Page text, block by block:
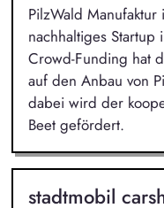
PilzWald
nachhaltiges
Crowd-Funding hat
auf den Anbau von
dabei wird der
Beet gefördert.
stadtmobil